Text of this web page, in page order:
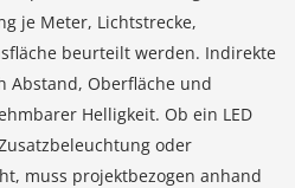
je Meter, Lichtstrecke,
beurteilt werden. Indirekte
Abstand, Oberfläche und
Helligkeit. Ob ein LED
oder
muss projektbezogen anhand